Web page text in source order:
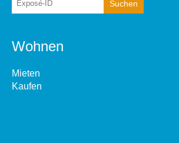
Wohnen
Mieten
Kaufen